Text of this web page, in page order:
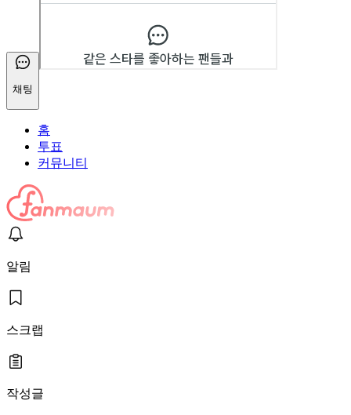
채팅
홈
투표
커뮤니티
알림
스크랩
작성글